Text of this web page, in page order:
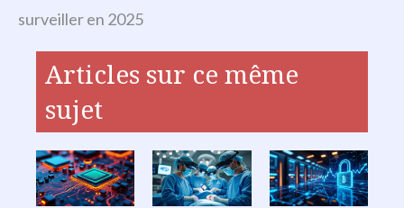
surveiller en 2025
Articles sur ce même
sujet